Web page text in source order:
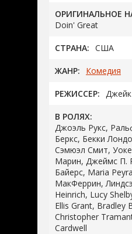
ОРИГИНАЛЬНОЕ
Doin' Great
СТРАНА: США
ЖАНР: Комедия
РЕЖИССЕР:
В РОЛЯХ:
Джоэль Рукс,
Беркс, Бекки
Сэмюэл Смит,
Марин, Джеймс П.
Байерс, Maria
МакФеррин,
Heinrich, Lucy
Ellis Grant, Bradley
Christopher
Cardwell